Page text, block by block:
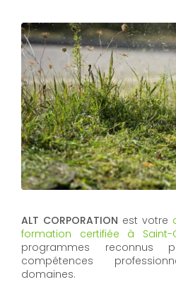
ALT CORPORATION est votre
formation certifiée à Saint-
programmes reconnus
compétences
domaines.